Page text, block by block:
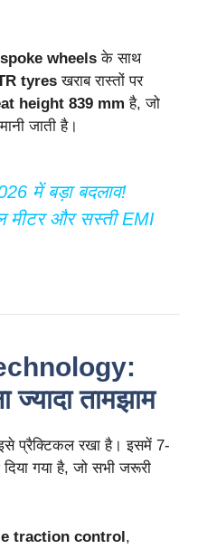
spoke wheels के साथ
tyres खराब रास्तों पर
height 839 mm है, जो
जाती है।
में बड़ा बदलाव!
मीटर और सस्ती EMI
ज्यादा तामझाम
प्रैक्टिकल रखा है। इसमें 7-
दिया गया है, जो सभी जरूरी
traction control,